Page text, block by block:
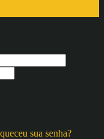
sua senha?